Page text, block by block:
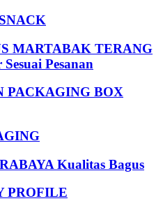
MARTABAK TERANG
Pesanan
PACKAGING BOX
Kualitas Bagus
PROFILE